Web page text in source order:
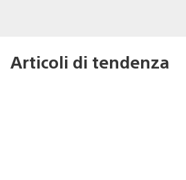
Articoli di tendenza